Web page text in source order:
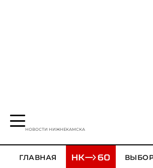
НОВОСТИ НИЖНЕКАМСКА
ГЛАВНАЯ